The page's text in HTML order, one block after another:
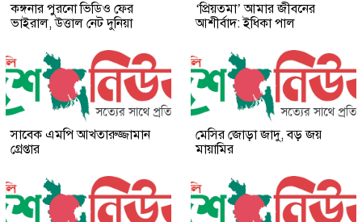
কঙ্গনার পুরনো ভিডিও ফের
ভাইরাল, উত্তাল নেট দুনিয়া
‘প্রিয়তমা’ আমার জীবনের
আশীর্বাদ: ইধিকা পাল
সাবেক এমপি আখতারুজ্জামান
গ্রেপ্তার
মেসির জোড়া জাদু, বড় জয়
মায়ামির